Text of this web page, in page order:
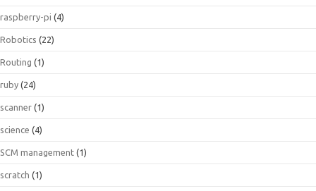
raspberry-pi (4)
Robotics (22)
Routing (1)
ruby (24)
scanner (1)
science (4)
SCM management (1)
scratch (1)